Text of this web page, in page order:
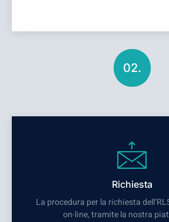
02.
Richiesta
La procedura per la richiesta
on-line, tramite la nostra